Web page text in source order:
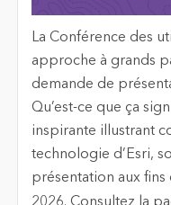
La Conférence des
approche à grands
demande de
Qu’est-ce que ça
inspirante illustrant
technologie d’Esri,
présentation aux fins